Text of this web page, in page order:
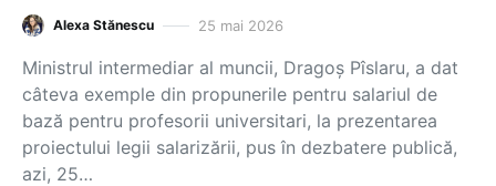
Alexa Stănescu 25 mai 2026
Ministrul intermediar al muncii, Dragoș Pîslaru, a dat
câteva exemple din propunerile pentru salariul de
bază pentru profesorii universitari, la prezentarea
proiectului legii salarizării, pus în dezbatere publică,
azi, 25…